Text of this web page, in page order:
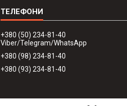
+380 (50) 234-81-40
Viber/Telegram/WhatsApp
+380 (98) 234-81-40
+380 (93) 234-81-40